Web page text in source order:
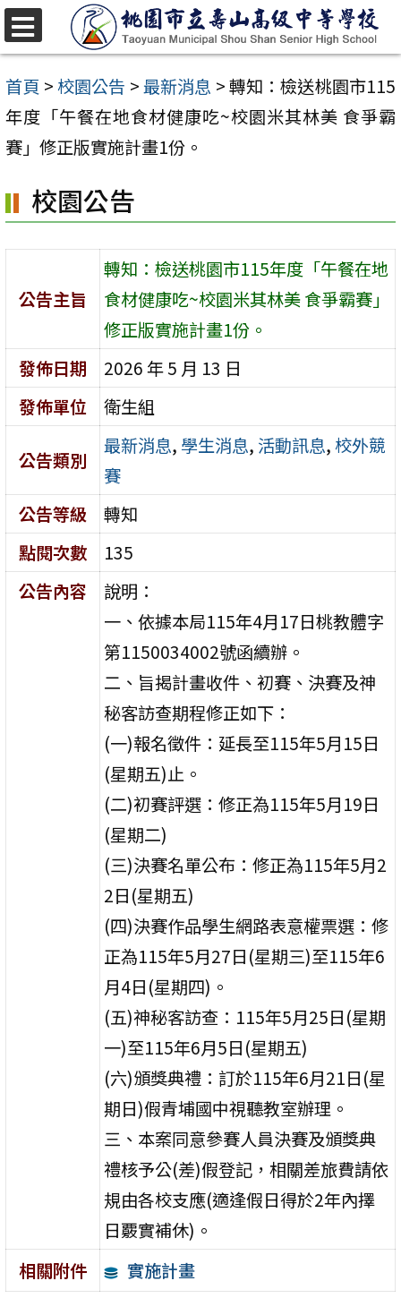
跳
至
主
要
內
區
首頁 >校園公告 >最新消息 >轉知：檢送桃園市115
年度「午餐在地食材健康吃~校園米其林美 食爭霸
賽」修正版實施計畫1份。
校園公告
公告主旨
轉知：檢送桃園市115年度「午餐在地
食材健康吃~校園米其林美 食爭霸賽」
修正版實施計畫1份。
發佈日期
2026 年 5 月 13 日
發佈單位
衛生組
公告類別
最新消息, 學生消息, 活動訊息,校外競
賽
公告等級
轉知
點閱次數
135
公告內容
說明：
一、依據本局115年4月17日桃教體字
第1150034002號函續辦。
二、旨揭計畫收件、初賽、決賽及神
秘客訪查期程修正如下：
(一)報名徵件：延長至115年5月15日
(星期五)止。
(二)初賽評選：修正為115年5月19日
(星期二)
(三)決賽名單公布：修正為115年5月2
2日(星期五)
(四)決賽作品學生網路表意權票選：修
正為115年5月27日(星期三)至115年6
月4日(星期四)。
(五)神秘客訪查：115年5月25日(星期
一)至115年6月5日(星期五)
(六)頒獎典禮：訂於115年6月21日(星
期日)假青埔國中視聽教室辦理。
三、本案同意參賽人員決賽及頒獎典
禮核予公(差)假登記，相關差旅費請依
規由各校支應(適逢假日得於2年內擇
日覈實補休)。
相關附件
實施計畫
選
單